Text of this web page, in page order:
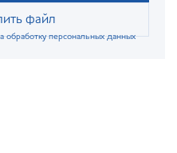
файл
обработку персональных данных